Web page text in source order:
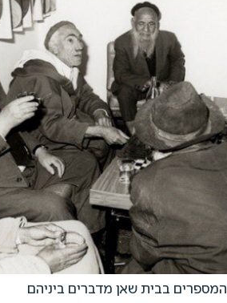
המספרים בבית שאן מדברים ביניהם